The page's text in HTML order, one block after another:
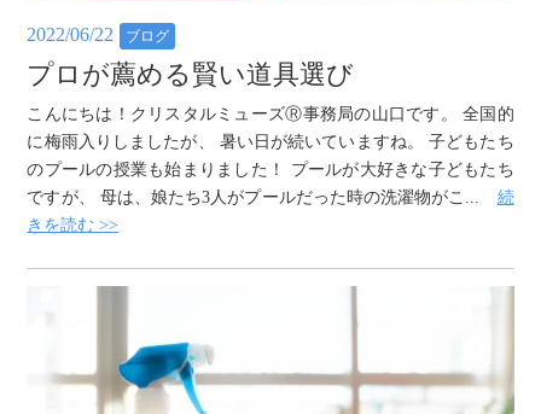
2022/06/22 ブログ
プロが薦める賢い道具選び
こんにちは！クリスタルミューズⓇ事務局の山口です。 全国的
に梅雨入りしましたが、 暑い日が続いていますね。 子どもたち
のプールの授業も始まりました！ プールが大好きな子どもたち
ですが、 母は、娘たち3人がプールだった時の洗濯物がこ... 続
きを読む >>